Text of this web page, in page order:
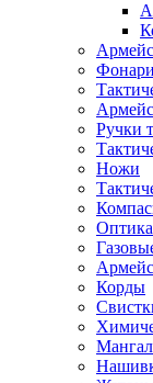
Ручки
Ножи
Оптика
Корды